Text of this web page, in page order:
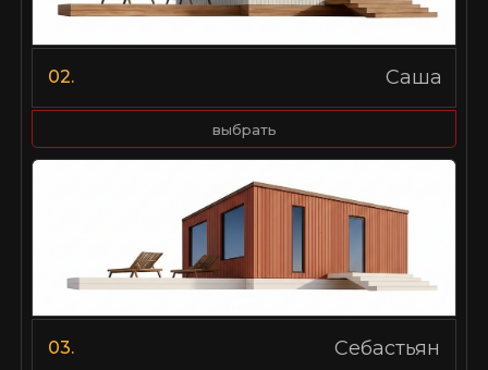
Саша
выбрать
02.
Себастьян
03.